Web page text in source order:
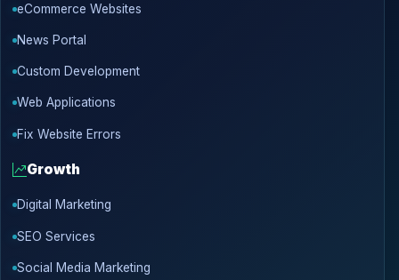
eCommerce Websites
News Portal
Custom Development
Web Applications
Fix Website Errors
Growth
Digital Marketing
SEO Services
Social Media Marketing